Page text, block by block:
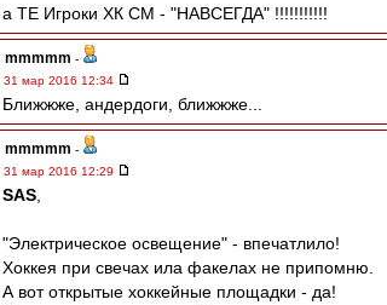
а ТЕ Игроки ХК СМ - "НАВСЕГДА" !!!!!!!!!!!
mmmmm -
31 мар 2016 12:34
Ближжже, андердоги, ближжже...
mmmmm -
31 мар 2016 12:29
SAS
"Электрическое освещение" - впечатлило!
Хоккея при свечах ила факелах не припомню.
А вот открытые хоккейные площадки - да!